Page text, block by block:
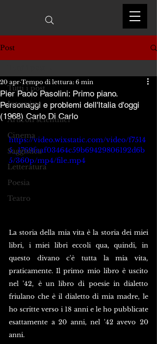
Post
Tutti i post
Interviste
Articoli scientifici
Cinema
Saggistica
Letteratura
Poesia
Teatro
Pier Paolo Pasolini: Primo piano.
Personaggi e problemi dell'Italia d'oggi
(1968) Carlo Di Carlo
20 apr Tempo di lettura: 6 min
https://video.wixstatic.com/video/f7514
5_1769faaf03464c59b69429806192d6b
5/360p/mp4/file.mp4
La storia della mia vita è la storia dei miei
libri, i miei libri eccoli qua, quindi, in
questo divano c'è tutta la mia vita,
praticamente. Il primo mio libro è uscito
nel '42, è un libro di poesie in dialetto
friulano che è il dialetto di mia madre, le
ho scritte verso i 18 anni e le ho pubblicate
esattamente a 20 anni, nel '42 avevo 20
anni.